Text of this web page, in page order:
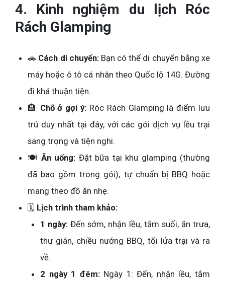
4. Kinh nghiệm du lịch Róc
Rách Glamping
🚗 Cách di chuyển:Bạn có thể di chuyển bằng xe
máy hoặc ô tô cá nhân theo Quốc lộ 14G. Đường
đi khá thuận tiện.
🏨 Chỗ ở gợi ý: Róc Rách Glamping là điểm lưu
trú duy nhất tại đây, với các gói dịch vụ lều trại
sang trọng và tiện nghi.
🍽️ Ăn uống: Đặt bữa tại khu glamping (thường
đã bao gồm trong gói), tự chuẩn bị BBQ hoặc
mang theo đồ ăn nhẹ.
🗓️ Lịch trình tham khảo:
1 ngày: Đến sớm, nhận lều, tắm suối, ăn trưa,
thư giãn, chiều nướng BBQ, tối lửa trại và ra
về.
2 ngày 1 đêm:Ngày 1: Đến, nhận lều, tắm